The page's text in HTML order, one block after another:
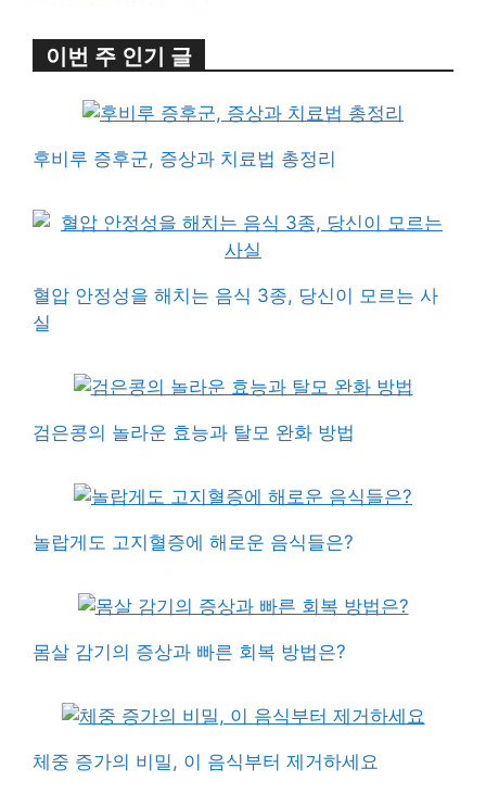
이번 주 인기 글
후비루 증후군, 증상과 치료법 총정리
혈압 안정성을 해치는 음식 3종, 당신이 모르는 사
실
검은콩의 놀라운 효능과 탈모 완화 방법
놀랍게도 고지혈증에 해로운 음식들은?
몸살 감기의 증상과 빠른 회복 방법은?
체중 증가의 비밀, 이 음식부터 제거하세요